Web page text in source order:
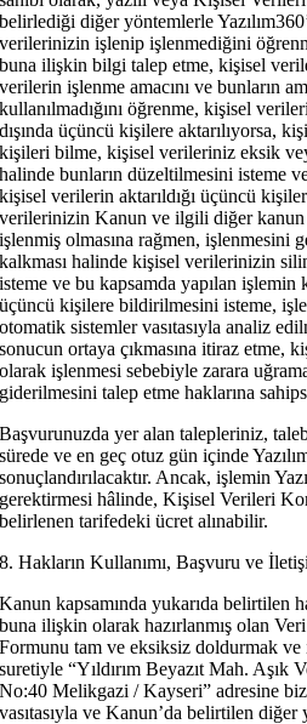
belirlediği diğer yöntemlerle
verilerinizin işlenip işlenmediğini
buna ilişkin bilgi talep etme, kişisel
verilerin işlenme amacını ve bunların
kullanılmadığını öğrenme, kişisel
dışında üçüncü kişilere aktarılıyorsa,
kişileri bilme, kişisel verileriniz eksik
halinde bunların düzeltilmesini isteme
kişisel verilerin aktarıldığı üçüncü
verilerinizin Kanun ve ilgili diğer
işlenmiş olmasına rağmen, işlenmesini
kalkması halinde kişisel verilerinizin
isteme ve bu kapsamda yapılan işlemin
üçüncü kişilere bildirilmesini isteme,
otomatik sistemler vasıtasıyla analiz
sonucun ortaya çıkmasına itiraz etme,
olarak işlenmesi sebebiyle zarara
giderilmesini talep etme haklarına
Başvurunuzda yer alan talepleriniz,
sürede ve en geç otuz gün içinde
sonuçlandırılacaktır. Ancak, işlemin
gerektirmesi hâlinde, Kişisel Verileri
belirlenen tarifedeki ücret alınabilir.
8. Hakların Kullanımı, Başvuru ve
Kanun kapsamında yukarıda belirtilen
buna ilişkin olarak hazırlanmış olan
Formunu tam ve eksiksiz doldurmak ve
suretiyle “Yıldırım Beyazıt Mah.
No:40 Melikgazi / Kayseri” adresine
vasıtasıyla ve Kanun’da belirtilen